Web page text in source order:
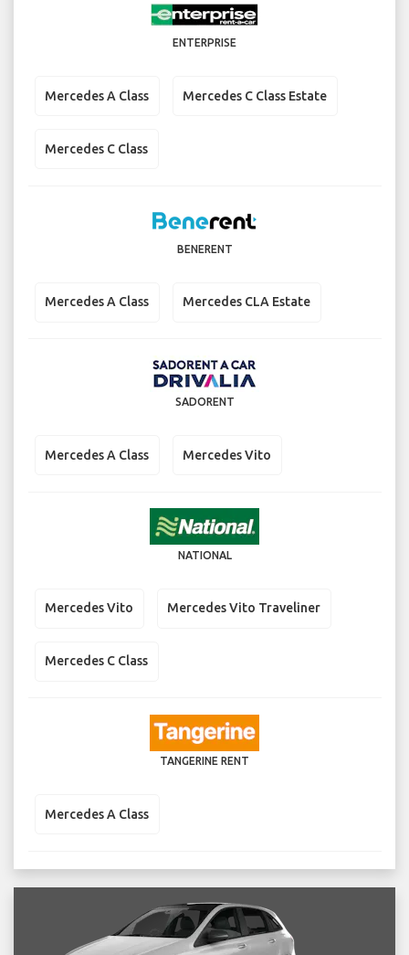
ENTERPRISE
Mercedes A Class Mercedes C Class Estate
Mercedes C Class
BENERENT
Mercedes A Class Mercedes CLA Estate
SADORENT
Mercedes A Class Mercedes Vito
NATIONAL
Mercedes Vito Mercedes Vito Traveliner
Mercedes C Class
TANGERINE RENT
Mercedes A Class